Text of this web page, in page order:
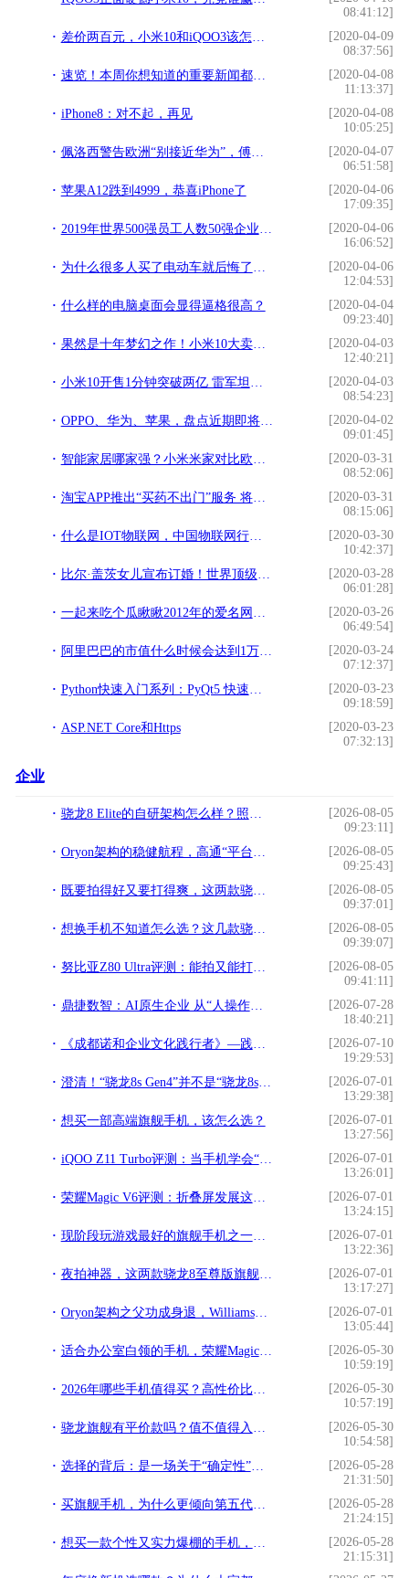
08:41:12]
差价两百元，小米10和iQOO3该怎么选？对比完这4点不纠结
[2020-04-09
08:37:56]
速览！本周你想知道的重要新闻都在这了
[2020-04-08
11:13:37]
iPhone8：对不起，再见
[2020-04-08
10:05:25]
佩洛西警告欧洲“别接近华为”，傅莹当场回怼
[2020-04-07
06:51:58]
苹果A12跌到4999，恭喜iPhone了
[2020-04-06
17:09:35]
2019年世界500强员工人数50强企业排行榜
[2020-04-06
16:06:52]
为什么很多人买了电动车就后悔了？内行人：主要因为这4点
[2020-04-06
12:04:53]
什么样的电脑桌面会显得逼格很高？
[2020-04-04
09:23:40]
果然是十年梦幻之作！小米10大卖！3999元的定价太高明了
[2020-04-03
12:40:21]
小米10开售1分钟突破两亿 雷军坦言产能或成最大隐忧
[2020-04-03
08:54:23]
OPPO、华为、苹果，盘点近期即将发布的新机，你最期待哪一款？
[2020-04-02
09:01:45]
智能家居哪家强？小米米家对比欧瑞博、紫光物联
[2020-03-31
08:52:06]
淘宝APP推出“买药不出门”服务 将通过物流配送药物
[2020-03-31
08:15:06]
什么是IOT物联网，中国物联网行业应用现状，未来十大发展方向
[2020-03-30
10:42:37]
比尔·盖茨女儿宣布订婚！世界顶级富豪的女婿是谁？
[2020-03-28
06:01:28]
一起来吃个瓜瞅瞅2012年的爱名网域名管理系统，8年前就很牛了
[2020-03-26
06:49:54]
阿里巴巴的市值什么时候会达到1万亿美元？
[2020-03-24
07:12:37]
Python快速入门系列：PyQt5 快速开发GUI-窗口类型以及主窗口创建
[2020-03-23
09:18:59]
ASP.NET Core和Https
[2020-03-23
07:32:13]
企业
骁龙8 Elite的自研架构怎么样？照亮移动计算的全新赛道
[2026-08-05
09:23:11]
Oryon架构的稳健航程，高通“平台化”战略初见成效
[2026-08-05
09:25:43]
既要拍得好又要打得爽，这两款骁龙8至尊版旗舰一步到位
[2026-08-05
09:37:01]
想换手机不知道怎么选？这几款骁龙旗舰机帮你把把关
[2026-08-05
09:39:07]
努比亚Z80 Ultra评测：能拍又能打的“街拍游戏机”
[2026-08-05
09:41:11]
鼎捷数智：AI原生企业 从“人操作工具”到“定义目标，坐收成果”
[2026-07-28
18:40:21]
《成都诺和企业文化践行者》—践行文化，榜样力量
[2026-07-10
19:29:53]
澄清！“骁龙8s Gen4”并不是“骁龙8s至尊”，后者不存在
[2026-07-01
13:29:38]
想买一部高端旗舰手机，该怎么选？
[2026-07-01
13:27:56]
iQOO Z11 Turbo评测：当手机学会“预判”，玩游戏是什么体验？
[2026-07-01
13:26:01]
荣耀Magic V6评测：折叠屏发展这么多年，终于可以放心买了？
[2026-07-01
13:24:15]
现阶段玩游戏最好的旗舰手机之一，游戏狂魔红魔11 Pro评测
[2026-07-01
13:22:36]
夜拍神器，这两款骁龙8至尊版旗舰让你爱上暗光创作
[2026-07-01
13:17:27]
Oryon架构之父功成身退，Williams给高通留下了什么礼物
[2026-07-01
13:05:44]
适合办公室白领的手机，荣耀Magic8全能旗舰深度解析
[2026-05-30
10:59:19]
2026年哪些手机值得买？高性价比与顶级旗舰全攻略
[2026-05-30
10:57:19]
骁龙旗舰有平价款吗？值不值得入手？
[2026-05-30
10:54:58]
选择的背后：是一场关于“确定性”的胜利
[2026-05-28
21:31:50]
买旗舰手机，为什么更倾向第五代骁龙8至尊版机型？
[2026-05-28
21:24:15]
想买一款个性又实力爆棚的手机，该怎么选？
[2026-05-28
21:15:31]